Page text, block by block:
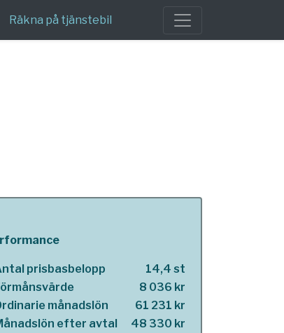
Räkna på tjänstebil
prisbasbelopp
14,4 st
8 036 kr
månadslön
61 231 kr
efter avtal
48 330 kr